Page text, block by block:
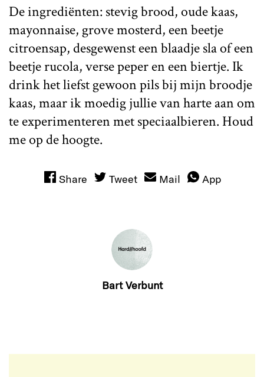
De ingrediënten: stevig brood, oude kaas,
mayonnaise, grove mosterd, een beetje
citroensap, desgewenst een blaadje sla of een
beetje rucola, verse peper en een biertje. Ik
drink het liefst gewoon pils bij mijn broodje
kaas, maar ik moedig jullie van harte aan om
te experimenteren met speciaalbieren. Houd
me op de hoogte.
Share Tweet Mail App
Bart Verbunt